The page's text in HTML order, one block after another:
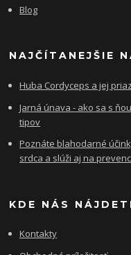
Blog
NAJČÍTANEJŠIE
Huba Cordyceps a jej
Jarná únava - ako sa s
tipov
Poznáte blahodarné
srdca a slúži aj na
KDE NÁS
Kontakty